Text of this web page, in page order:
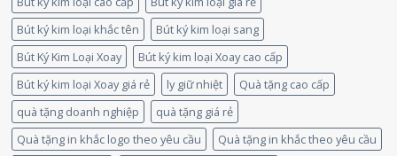
Bút ký kim loại khắc tên
Bút ký kim loại sang
Bút Ký Kim Loại Xoay
Bút ký kim loại Xoay cao cấp
Bút ký kim loại Xoay giá rẻ
ly giữ nhiệt
Quà tặng cao cấp
quà tặng doanh nghiệp
quà tặng giá rẻ
Quà tặng in khắc logo theo yêu cầu
Quà tặng in khắc theo yêu cầu